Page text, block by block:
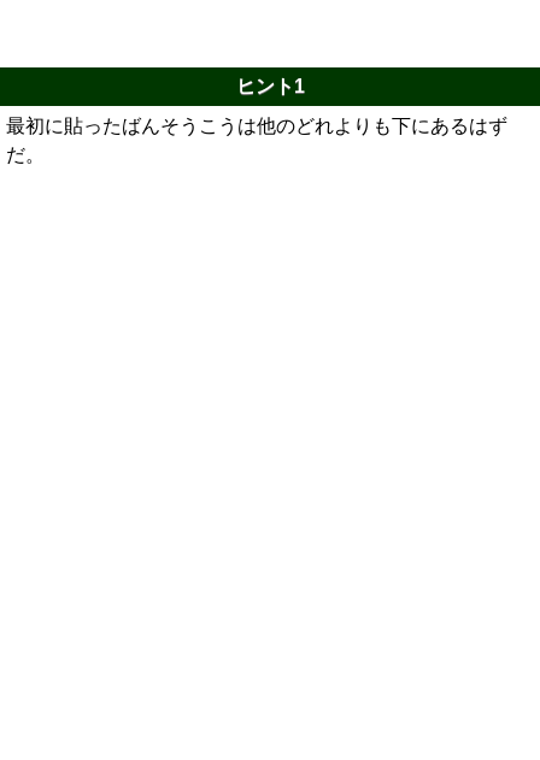
ヒント1
最初に貼ったばんそうこうは他のどれよりも下にあるはず
だ。